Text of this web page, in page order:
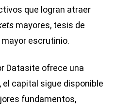
que logran atraer
mayores, tesis de
escrutinio.
Datasite ofrece una
el capital sigue disponible
fundamentos,